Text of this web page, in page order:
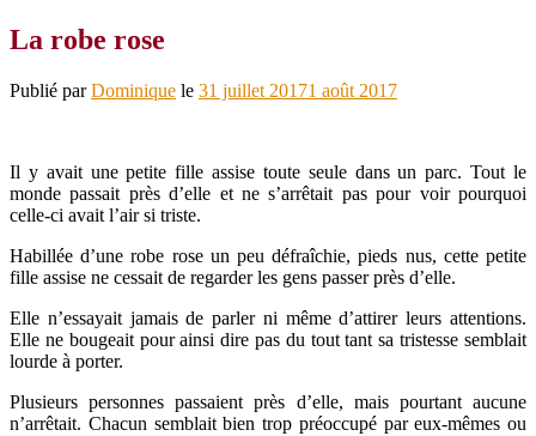
La robe rose
Publié parDominique le 31 juillet 20171 août 2017
Il y avait une petite fille assise toute seule dans un parc. Tout le
monde passait près d’elle et ne s’arrêtait pas pour voir pourquoi
celle-ci avait l’air si triste.
Habillée d’une robe rose un peu défraîchie, pieds nus, cette petite
fille assise ne cessait de regarder les gens passer près d’elle.
Elle n’essayait jamais de parler ni même d’attirer leurs attentions.
Elle ne bougeait pour ainsi dire pas du tout tant sa tristesse semblait
lourde à porter.
Plusieurs personnes passaient près d’elle, mais pourtant aucune
n’arrêtait. Chacun semblait bien trop préoccupé par eux-mêmes ou